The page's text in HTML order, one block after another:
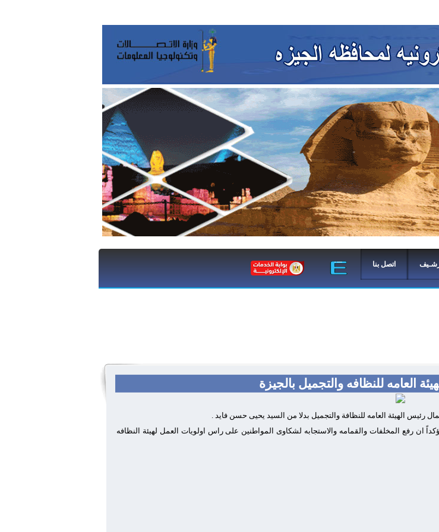
اتصل بنا
العامه للنظافه والتجميل بالجيزة
الهيئة العامه للنظافة والتجميل بدلا من السيد يحيى حسن فايد .
ان رفع المخلفات والقمامه والاستجابه لشكاوى المواطنين على راس اولويات العمل لهيئة النظافه